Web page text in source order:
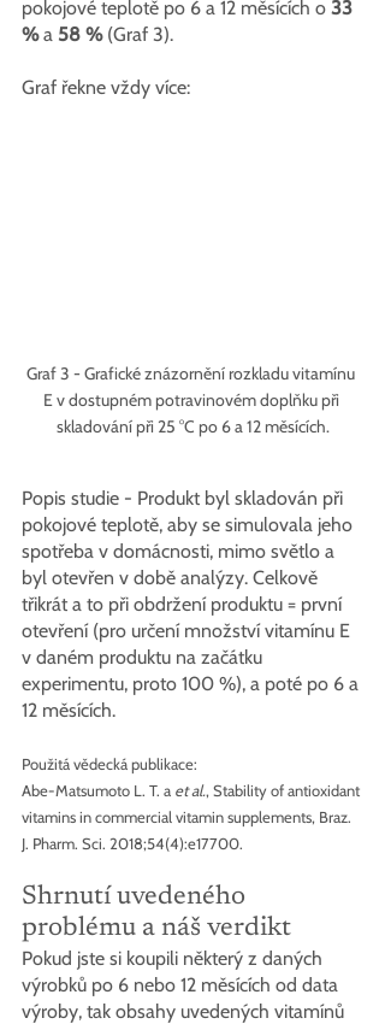
pokojové teplotě po 6 a 12 měsících o 33
% a 58 % (Graf 3).
Graf řekne vždy více:
Graf 3 - Grafické znázornění rozkladu vitamínu
E v dostupném potravinovém doplňku při
skladování při 25 °C po 6 a 12 měsících.
Popis studie - Produkt byl skladován při
pokojové teplotě, aby se simulovala jeho
spotřeba v domácnosti, mimo světlo a
byl otevřen v době analýzy. Celkově
třikrát a to při obdržení produktu = první
otevření (pro určení množství vitamínu E
v daném produktu na začátku
experimentu, proto 100 %), a poté po 6 a
12 měsících.
Použitá vědecká publikace:
Abe-Matsumoto L. T. a et al., Stability of antioxidant
vitamins in commercial vitamin supplements, Braz.
J. Pharm. Sci. 2018;54(4):e17700.
Shrnutí uvedeného
problému a náš verdikt
Pokud jste si koupili některý z daných
výrobků po 6 nebo 12 měsících od data
výroby, tak obsahy uvedených vitamínů